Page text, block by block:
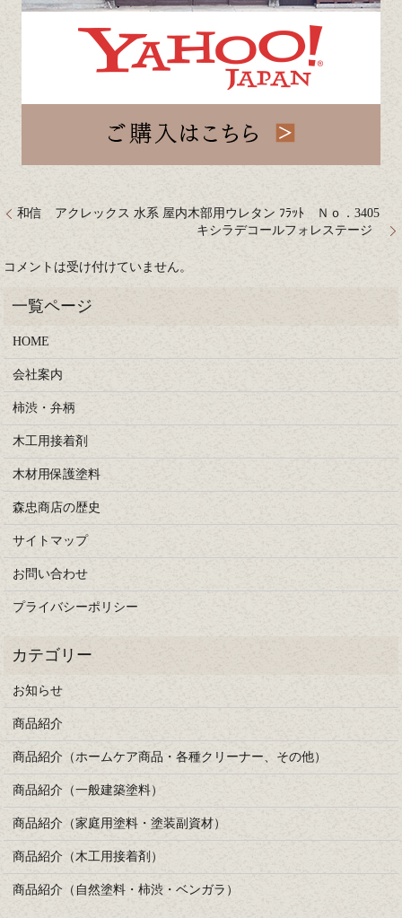
和信 アクレックス 水系 屋内木部用ウレタン ﾌﾗｯﾄ Ｎｏ．3405
キシラデコールフォレステージ
コメントは受け付けていません。
HOME
会社案内
柿渋・弁柄
木工用接着剤
木材用保護塗料
森忠商店の歴史
サイトマップ
お問い合わせ
プライバシーポリシー
お知らせ
商品紹介
商品紹介（ホームケア商品・各種クリーナー、その他）
商品紹介（一般建築塗料）
商品紹介（家庭用塗料・塗装副資材）
商品紹介（木工用接着剤）
商品紹介（自然塗料・柿渋・ベンガラ）